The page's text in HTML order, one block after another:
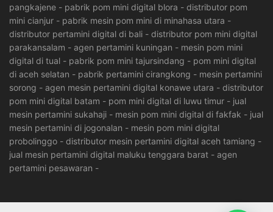
pangkajene - pabrik pom mini digital blora - distributor pom
mini cianjur - pabrik mesin pom mini di minahasa utara -
distributor pertamini digital di bali - distributor pom mini digital
parakansalam - agen pertamini kuningan - mesin pom mini
digital di tual - pabrik pom mini tajursindang - pom mini digital
di aceh selatan - pabrik pertamini cirangkong - mesin pertamini
sorong - agen mesin pertamini digital konawe utara - distributor
pom mini digital batam - pom mini digital di luwu timur - jual
mesin pertamini sukahaji - mesin pom mini digital di fakfak - jual
mesin pertamini di jogonalan - mesin pom mini digital
probolinggo - distributor mesin pertamini digital aceh tamiang -
jual mesin pertamini digital maluku tenggara barat - agen
pertamini pesawaran -